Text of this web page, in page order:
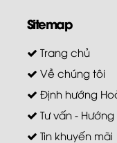
Sitemap
Trang chủ
Về chúng tôi
Định hướng
Tư vấn -
Tin khuyến mãi